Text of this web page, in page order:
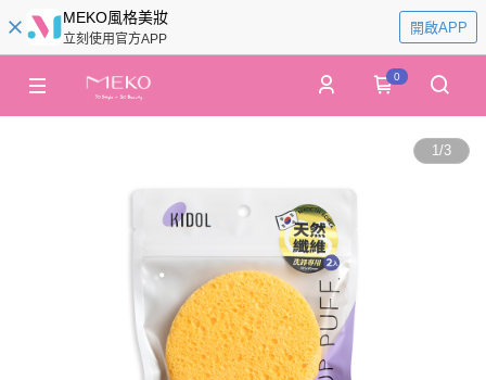
MEKO風格美妝
立刻使用官方APP
開啟APP
0
1/3